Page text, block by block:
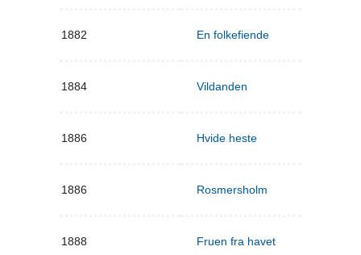
1882 En folkefiende
1884 Vildanden
1886 Hvide heste
1886 Rosmersholm
1888 Fruen fra havet